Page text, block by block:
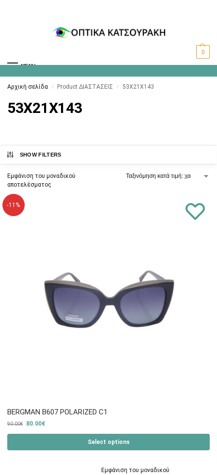
MENU
0
Αρχική σελίδα / Product ΔΙΑΣΤΑΣΕΙΣ / 53X21X143
53X21X143
SHOW FILTERS
Εμφάνιση του μοναδικού
αποτελέσματος
-11%
BERGMAN B607 POLARIZED C1
90.00€ 80.00€
Select options
Εμφάνιση του μοναδικού